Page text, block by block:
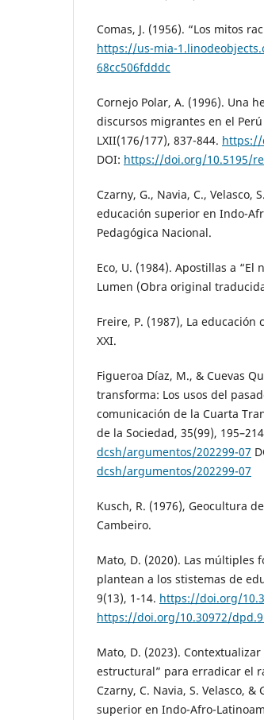
Comas, J. (1956). “Los mitos
https://us-mia-
68cc506fdddc
Cornejo Polar, A. (1996). Una
discursos migrantes en el
LXII(176/177), 837-844. https://
DOI: https://doi.org/10.5195/
Czarny, G., Navia, C., Velasco,
educación superior en Indo-
Pedagógica Nacional.
Eco, U. (1984). Apostillas a “El
Lumen (Obra original
Freire, P. (1987), La
XXI.
Figueroa Díaz, M., & Cuevas
transforma: Los usos del
comunicación de la Cuarta
de la Sociedad, 35(99),
dcsh/argumentos/202299-07
dcsh/argumentos/202299-07
Kusch, R. (1976), Geocultura
Cambeiro.
Mato, D. (2020). Las múltiples
plantean a los stistemas de
9(13), 1-14. https://doi.org/
https://doi.org/10.30972/
Mato, D. (2023).
estructural” para erradicar el
Czarny, C. Navia, S. Velasco,
superior en Indo-Afro-